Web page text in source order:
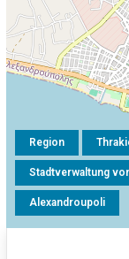
Region
Stadtverwaltung
Alexandroupoli